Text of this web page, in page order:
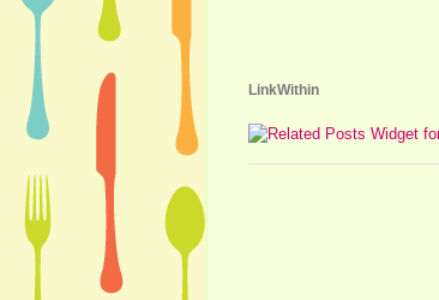
LinkWithin